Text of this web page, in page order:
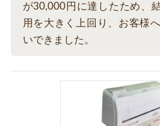
が30,000円に達したため、
用を大きく上回り、お客様
いできました。